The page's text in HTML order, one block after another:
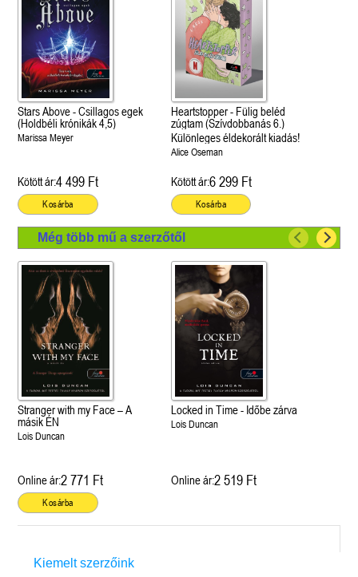
Stars Above - Csillagos egek
(Holdbéli krónikák 4,5)
Marissa Meyer
Kötött ár:4 499 Ft
Kosárba
Heartstopper - Fülig beléd
zúgtam (Szívdobbanás 6.)
Különleges éldekorált kiadás!
Alice Oseman
Kötött ár:6 299 Ft
Kosárba
Még több mű a szerzőtől
Stranger with my Face – A
másik ÉN
Lois Duncan
Online ár:2 771 Ft
Kosárba
Locked in Time - Időbe zárva
Lois Duncan
Online ár:2 519 Ft
Kiemelt szerzőink